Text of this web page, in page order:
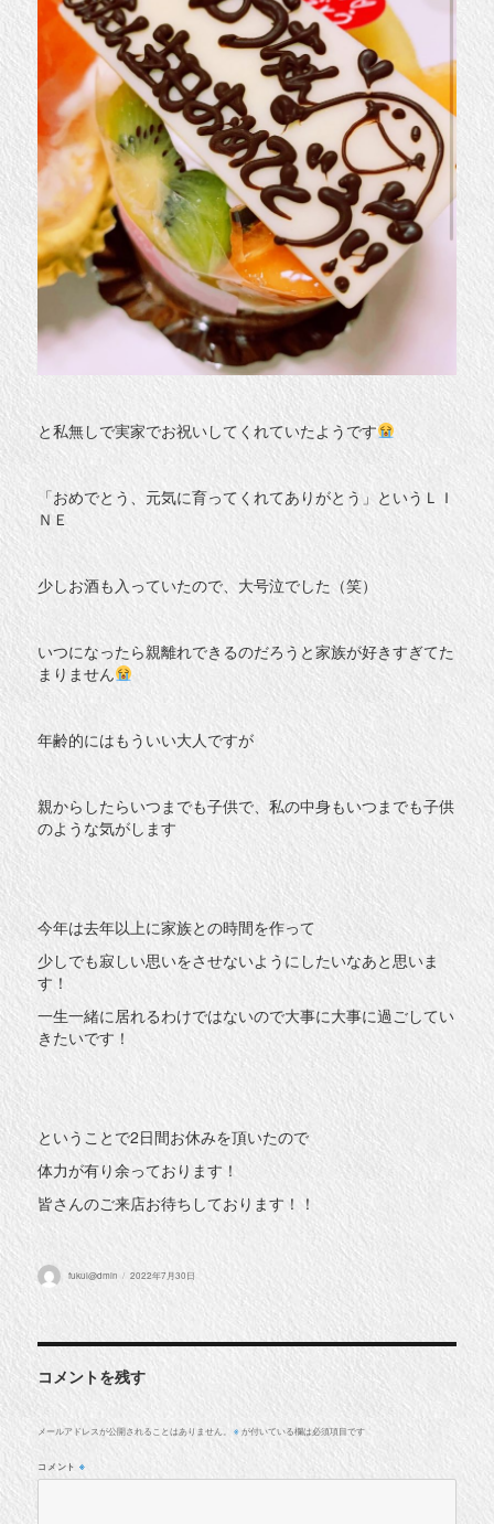
と私無しで実家でお祝いしてくれていたようです
「おめでとう、元気に育ってくれてありがとう」というＬＩ
ＮＥ
少しお酒も入っていたので、大号泣でした（笑）
いつになったら親離れできるのだろうと家族が好きすぎてた
まりません
年齢的にはもういい大人ですが
親からしたらいつまでも子供で、私の中身もいつまでも子供
のような気がします
今年は去年以上に家族との時間を作って
少しでも寂しい思いをさせないようにしたいなあと思いま
す！
一生一緒に居れるわけではないので大事に大事に過ごしてい
きたいです！
ということで2日間お休みを頂いたので
体力が有り余っております！
皆さんのご来店お待ちしております！！
投fukui@dmin
投
2022年7月30日
コメントを残す
メールアドレスが公開されることはありません。 ※ が付いている欄は必須項目です
コメント ※